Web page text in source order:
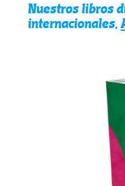
Nuestros libros
internacionales,